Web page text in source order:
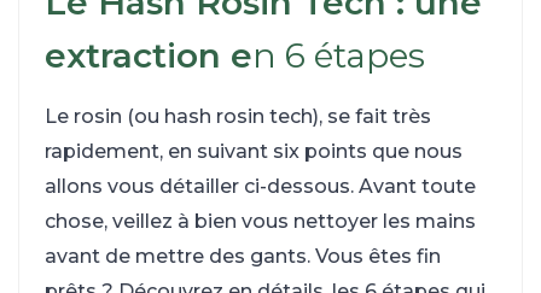
extraction en 6 étapes
Le rosin (ou hash rosin tech), se fait très
rapidement, en suivant six points que nous
allons vous détailler ci-dessous. Avant toute
chose, veillez à bien vous nettoyer les mains
avant de mettre des gants. Vous êtes fin